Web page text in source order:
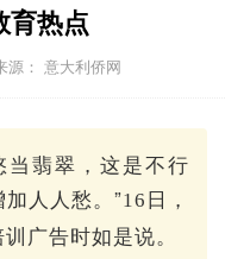
育热点
源： 意大利侨网
翡翠，这是不行
人人愁。”16日，
广告时如是说。